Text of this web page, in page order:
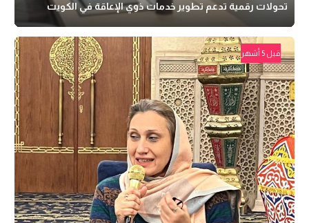
تحولات رقمية تدعم تطوير خدمات ذوي الإعاقة في الكويت
قبل 5 أشهر